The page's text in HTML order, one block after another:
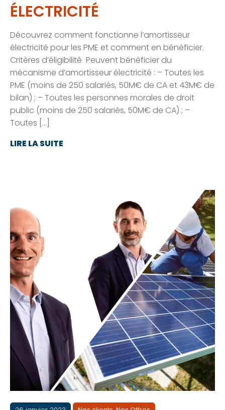
ÉLECTRICITÉ
Découvrez comment fonctionne l’amortisseur
électricité pour les PME et comment en bénéficier.
Critères d’éligibilité Peuvent bénéficier du
mécanisme d’amortisseur électricité : – Toutes les
PME (moins de 250 salariés, 50M€ de CA et 43M€ de
bilan) ; – Toutes les personnes morales de droit
public (moins de 250 salariés, 50M€ de CA) ; –
Toutes […]
LIRE LA SUITE